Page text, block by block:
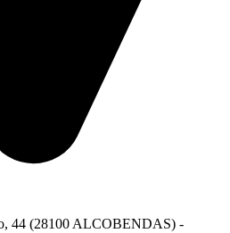
44 (28100 ALCOBENDAS) -